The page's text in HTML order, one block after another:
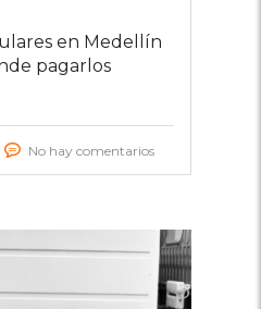
en Medellín
pagarlos
No hay comentarios